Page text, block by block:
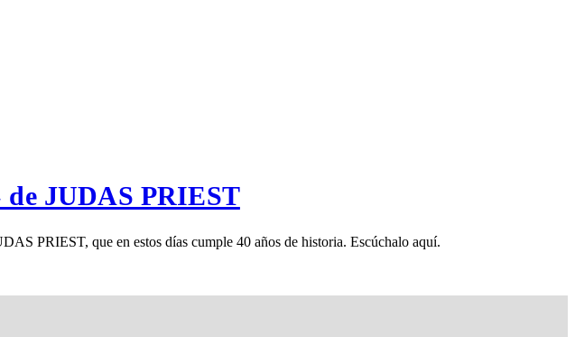
de JUDAS PRIEST
PRIEST, que en estos días cumple 40 años de historia. Escúchalo aquí.